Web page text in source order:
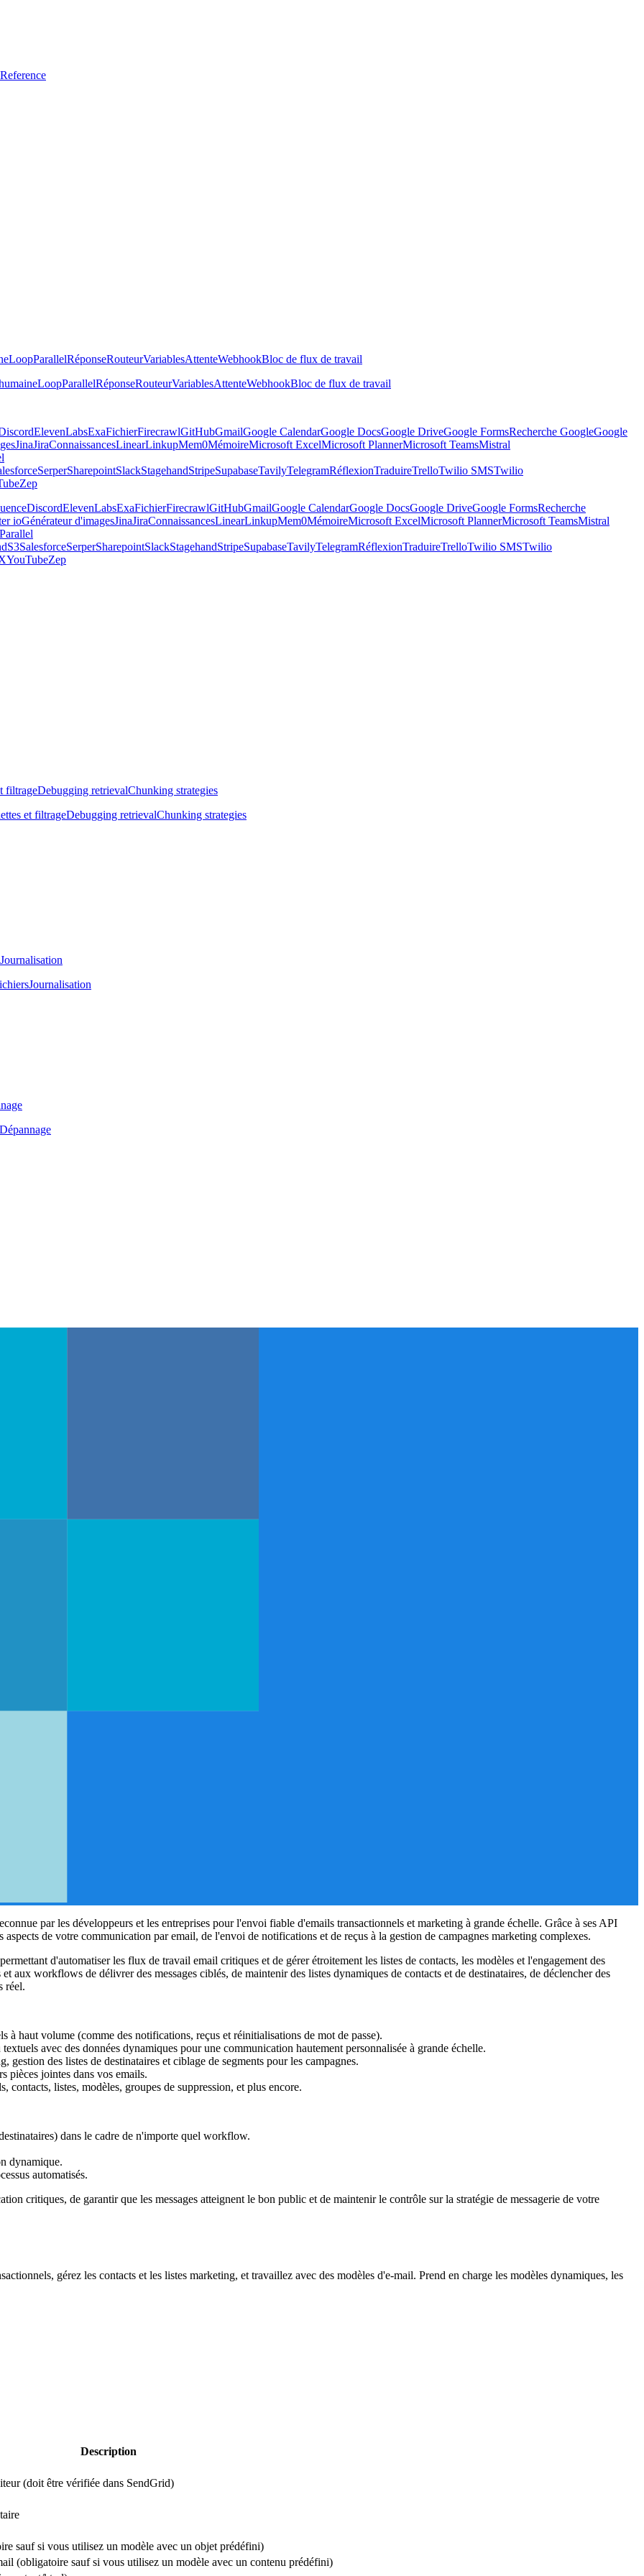
LoopParallelRéponseRouteurVariablesAttenteWebhookBloc de flux de travail
LoopParallelRéponseRouteurVariablesAttenteWebhookBloc de flux de travail
ElevenLabsExaFichierFirecrawlGitHubGmailGoogle CalendarGoogle DocsGoogle DriveGoogle FormsRecherche GoogleGoogle
JinaJiraConnaissancesLinearLinkupMem0MémoireMicrosoft ExcelMicrosoft PlannerMicrosoft TeamsMistral
SerperSharepointSlackStagehandStripeSupabaseTavilyTelegramRéflexionTraduireTrelloTwilio SMSTwilio
Zep
DiscordElevenLabsExaFichierFirecrawlGitHubGmailGoogle CalendarGoogle DocsGoogle DriveGoogle FormsRecherche
ioGénérateur d'imagesJinaJiraConnaissancesLinearLinkupMem0MémoireMicrosoft ExcelMicrosoft PlannerMicrosoft TeamsMistral
Parallel
S3SalesforceSerperSharepointSlackStagehandStripeSupabaseTavilyTelegramRéflexionTraduireTrelloTwilio SMSTwilio
YouTubeZep
filtrageDebugging retrievalChunking strategies
et filtrageDebugging retrievalChunking strategies
Journalisation
Journalisation
Dépannage
par les développeurs et les entreprises pour l'envoi fiable d'emails transactionnels et marketing à grande échelle. Grâce à ses API
de votre communication par email, de l'envoi de notifications et de reçus à la gestion de campagnes marketing complexes.
d'automatiser les flux de travail email critiques et de gérer étroitement les listes de contacts, les modèles et l'engagement des
aux workflows de délivrer des messages ciblés, de maintenir des listes dynamiques de contacts et de destinataires, de déclencher des
réel.
à haut volume (comme des notifications, reçus et réinitialisations de mot de passe).
avec des données dynamiques pour une communication hautement personnalisée à grande échelle.
gestion des listes de destinataires et ciblage de segments pour les campagnes.
pièces jointes dans vos emails.
contacts, listes, modèles, groupes de suppression, et plus encore.
dans le cadre de n'importe quel workflow.
dynamique.
automatisés.
critiques, de garantir que les messages atteignent le bon public et de maintenir le contrôle sur la stratégie de messagerie de votre
gérez les contacts et les listes marketing, et travaillez avec des modèles d'e-mail. Prend en charge les modèles dynamiques, les
Description
(doit être vérifiée dans SendGrid)
sauf si vous utilisez un modèle avec un objet prédéfini)
(obligatoire sauf si vous utilisez un modèle avec un contenu prédéfini)